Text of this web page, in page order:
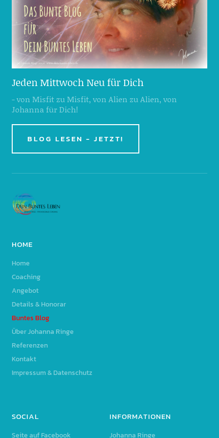
Jeden Mittwoch Neu für Dich
- von Misfit zu Misfit, von Alien zu Alien, von
Johanna für Dich!
BLOG LESEN - JETZT!
HOME
Home
Coaching
Angebot
Details & Honorar
Buntes Blog
Über Johanna Ringe
Referenzen
Kontakt
Impressum & Datenschutz
SOCIAL
Seite auf Facebook
INFORMATIONEN
Johanna Ringe